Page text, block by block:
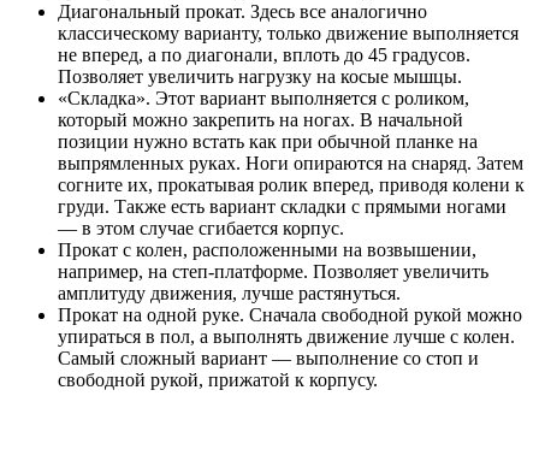
Диагональный прокат. Здесь все аналогично
классическому варианту, только движение выполняется
не вперед, а по диагонали, вплоть до 45 градусов.
Позволяет увеличить нагрузку на косые мышцы.
«Складка». Этот вариант выполняется с роликом,
который можно закрепить на ногах. В начальной
позиции нужно встать как при обычной планке на
выпрямленных руках. Ноги опираются на снаряд. Затем
согните их, прокатывая ролик вперед, приводя колени к
груди. Также есть вариант складки с прямыми ногами
— в этом случае сгибается корпус.
Прокат с колен, расположенными на возвышении,
например, на степ-платформе. Позволяет увеличить
амплитуду движения, лучше растянуться.
Прокат на одной руке. Сначала свободной рукой можно
упираться в пол, а выполнять движение лучше с колен.
Самый сложный вариант — выполнение со стоп и
свободной рукой, прижатой к корпусу.